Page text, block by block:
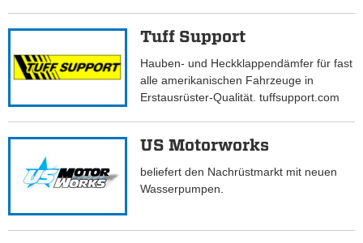
Tuff Support
Hauben- und Heckklappendämfer für fast
alle amerikanischen Fahrzeuge in
Erstausrüster-Qualität. tuffsupport.com
US Motorworks
beliefert den Nachrüstmarkt mit neuen
Wasserpumpen.